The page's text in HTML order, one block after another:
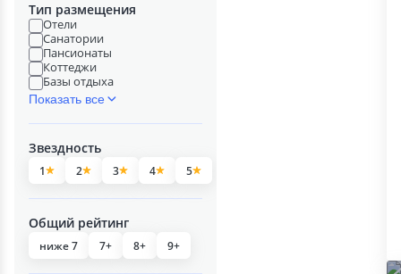
Тип размещения
Отели
Санатории
Пансионаты
Коттеджи
Базы отдыха
Показать все
Звездность
1 2 3 4 5
Общий рейтинг
ниже 7 7+ 8+ 9+